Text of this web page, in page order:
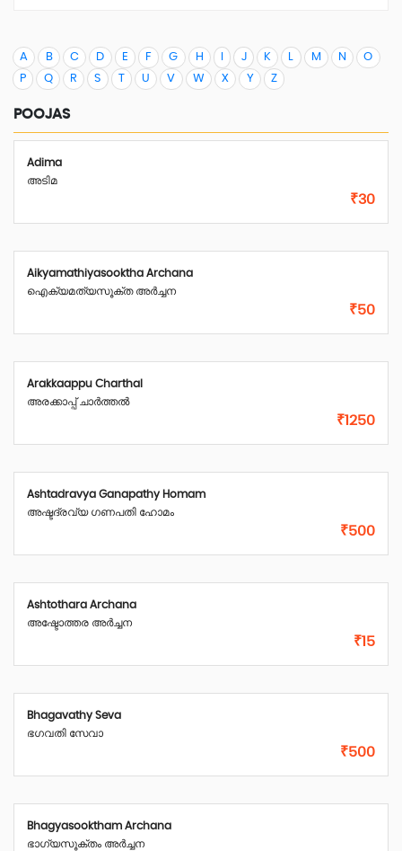
A B C D E F G H J K L M N
O
P
Q R S U V W X Y Z
POOJAS
Adima
അടിമ
₹30
Aikyamathiyasooktha Archana
ഐക്യമത്യസൂക്ത അർച്ചന
₹50
Arakkaappu Charthal
അരക്കാപ്പ് ചാർത്തൽ
₹1250
Ashtadravya Ganapathy Homam
അഷ്ടദ്രവ്യ ഗണപതി ഹോമം
₹500
Ashtothara Archana
അഷ്ടോത്തര അർച്ചന
₹15
Bhagavathy Seva
ഭഗവതി സേവാ
₹500
Bhagyasooktham Archana
ഭാഗ്യസൂക്തം അർച്ചന